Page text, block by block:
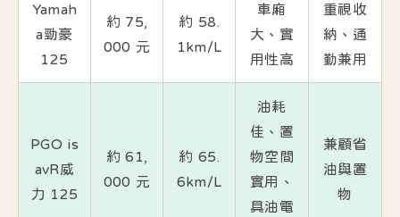
Yamah
a勁豪
125
約 75,
000 元
約 58.
1km/L
車廂
大、實
用性高
重視收
納、通
勤兼用
PGO is
avR威
力 125
約 61,
000 元
約 65.
6km/L
油耗
佳、置
物空間
實用、
具油電
兼顧省
油與置
物